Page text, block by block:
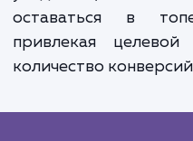
необходимыми
над всеми этими
вашему сайту